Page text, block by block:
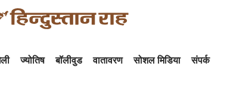
ज्योतिष बॉलीवुड वातावरण सोशल मिडिया संपर्क